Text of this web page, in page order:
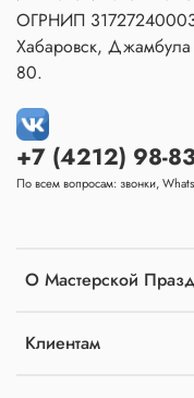
О Мастерской
Клиентам
+7 (4212) 98-
По всем вопросам: звонки,
ОГРНИП
Хабаровск,
80.